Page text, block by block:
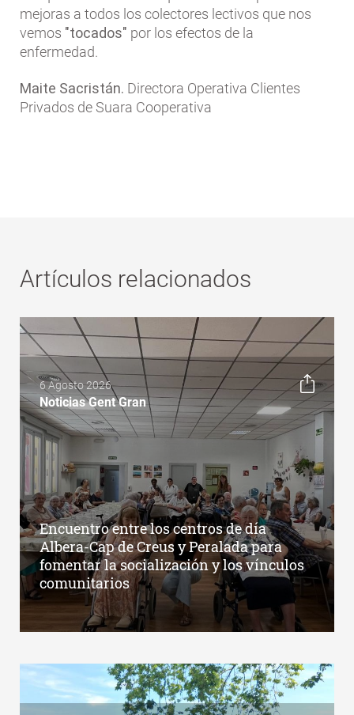
mejoras a todos los colectores lectivos que nos
vemos "tocados" por los efectos de la
enfermedad.
Maite Sacristán. Directora Operativa Clientes
Privados de Suara Cooperativa
Artículos relacionados
6 Agosto 2026
Noticias Gent Gran
Encuentro entre los centros de día
Albera-Cap de Creus y Peralada para
fomentar la socialización y los vínculos
comunitarios